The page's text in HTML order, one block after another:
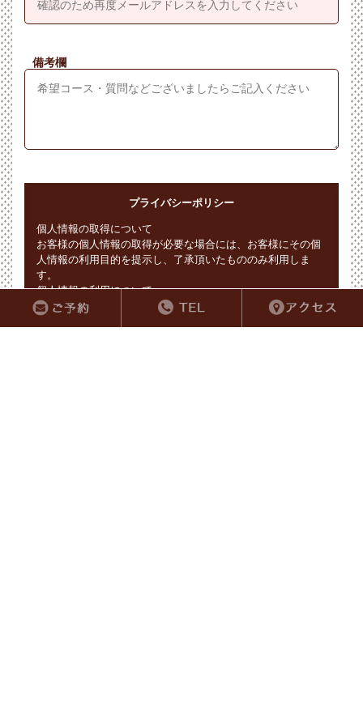
備考欄
プライバシーポリシー
個人情報の取得について
お客様の個人情報の取得が必要な場合には、お客様にその個
人情報の利用目的を提示し、了承頂いたもののみ利用しま
す。
個人情報の利用について
お客様から了承をいただいた利用目的以外での個人情報の利
※必須入力をすべて記入していただくまで